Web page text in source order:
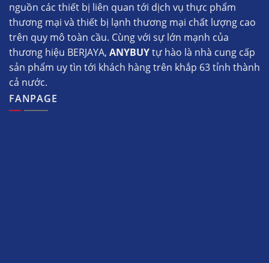
nguồn các thiết bị liên quan tới dịch vụ thực phẩm
thương mại và thiết bị lạnh thương mại chất lượng cao
trên quy mô toàn cầu. Cùng với sự lớn mạnh của
thương hiệu BERJAYA, ANYBUYtự hào là nhà cung cấp
sản phẩm uy tìn tới khách hàng trên khắp 63 tỉnh thành
cả nước.
FANPAGE